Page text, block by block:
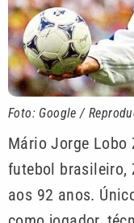
Foto: Google /
Mário Jorge Lobo
futebol brasileiro,
aos 92 anos.